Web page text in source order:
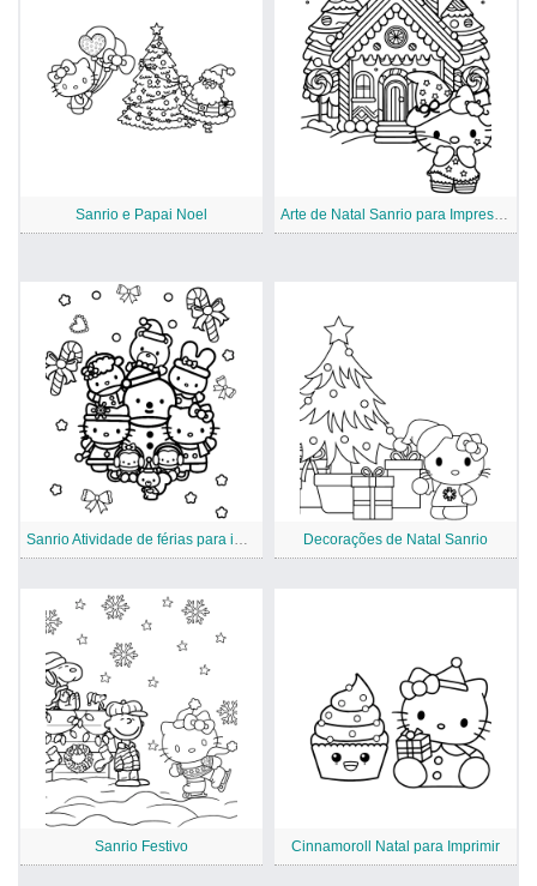
Sanrio e Papai Noel Arte de Natal Sanrio para Impressão
Sanrio Atividade de férias para impressão Decorações de Natal Sanrio
Sanrio Festivo Cinnamoroll Natal para Imprimir